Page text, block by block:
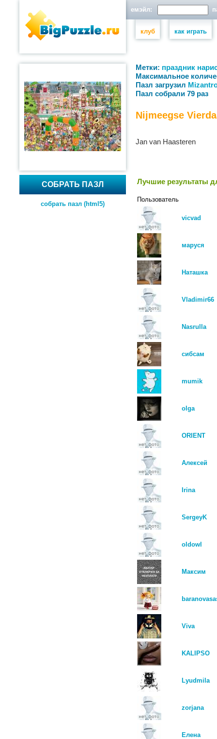
емэйл:
клуб как играть
СОБРАТЬ ПАЗЛ
собрать пазл (html5)
Метки: праздник
Максимальное
Пазл загрузил
Пазл собрали 79 раз
Nijmeegse
Jan van Haasteren
Лучшие результаты
Пользователь
vicvad
маруся
Наташка
Vladimir66
Nasrulla
сибсам
mumik
olga
ORIENT
Алексей
Irina
SergeyK
oldowl
Максим
Viva
KALIPSO
Lyudmila
zorjana
Елена